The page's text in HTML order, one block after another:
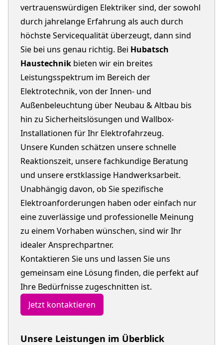
vertrauenswürdigen Elektriker sind, der sowohl
durch jahrelange Erfahrung als auch durch
höchste Servicequalität überzeugt, dann sind
Sie bei uns genau richtig. Bei Hubatsch
Haustechnik bieten wir ein breites
Leistungsspektrum im Bereich der
Elektrotechnik, von der Innen- und
Außenbeleuchtung über Neubau & Altbau bis
hin zu Sicherheitslösungen und Wallbox-
Installationen für Ihr Elektrofahrzeug.
Unsere Kunden schätzen unsere schnelle
Reaktionszeit, unsere fachkundige Beratung
und unsere erstklassige Handwerksarbeit.
Unabhängig davon, ob Sie spezifische
Elektroanforderungen haben oder einfach nur
eine zuverlässige und professionelle Meinung
zu einem Vorhaben wünschen, sind wir Ihr
idealer Ansprechpartner.
Kontaktieren Sie uns und lassen Sie uns
gemeinsam eine Lösung finden, die perfekt auf
Ihre Bedürfnisse zugeschnitten ist.
Jetzt kontaktieren
Unsere Leistungen im Überblick